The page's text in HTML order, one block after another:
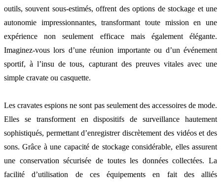
outils, souvent sous-estimés, offrent des options de stockage et une
autonomie impressionnantes, transformant toute mission en une
expérience non seulement efficace mais également élégante.
Imaginez-vous lors d’une réunion importante ou d’un événement
sportif, à l’insu de tous, capturant des preuves vitales avec une
simple cravate ou casquette.
Les cravates espions ne sont pas seulement des accessoires de mode.
Elles se transforment en dispositifs de surveillance hautement
sophistiqués, permettant d’enregistrer discrètement des vidéos et des
sons. Grâce à une capacité de stockage considérable, elles assurent
une conservation sécurisée de toutes les données collectées. La
facilité d’utilisation de ces équipements en fait des alliés